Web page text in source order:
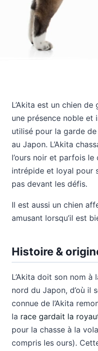
L’Akita est un chien
une présence noble et
utilisé pour la garde
au Japon. L’Akita
l’ours noir et parfois le
intrépide et loyal pour
pas devant les défis.
Il est aussi un chien
amusant lorsqu’il est
Histoire &
L’Akita doit son nom à
nord du Japon, d’où il
connue de l’Akita
la race gardait la
pour la chasse à la
compris les ours).